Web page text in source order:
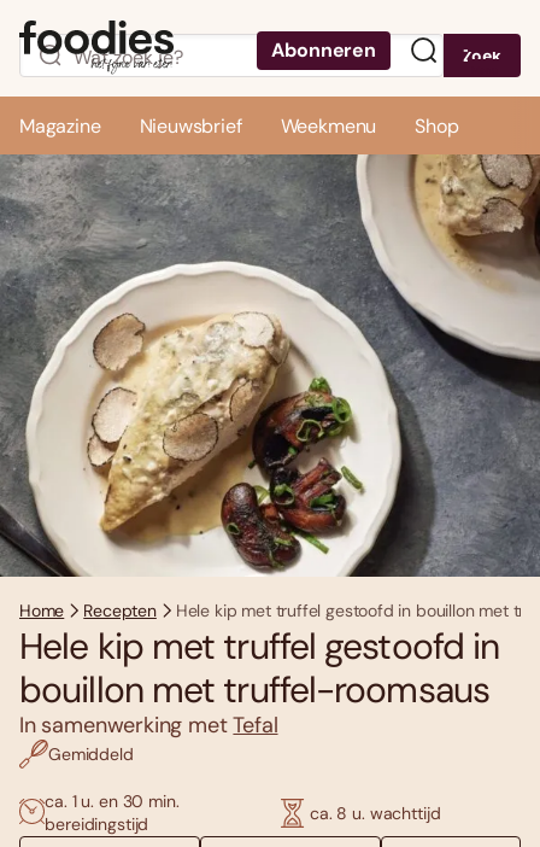
Abonneren Zoek
Magazine Nieuwsbrief Weekmenu Shop
Home Recepten Hele kip met truffel gestoofd in bouillon met
Hele kip met truffel gestoofd in
bouillon met truffel-roomsaus
In samenwerking metTefal
Gemiddeld
ca. 1 u. en 30 min.
bereidingstijd
ca. 8 u. wachttijd